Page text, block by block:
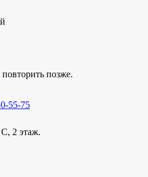
позже.
55-75
2 этаж.